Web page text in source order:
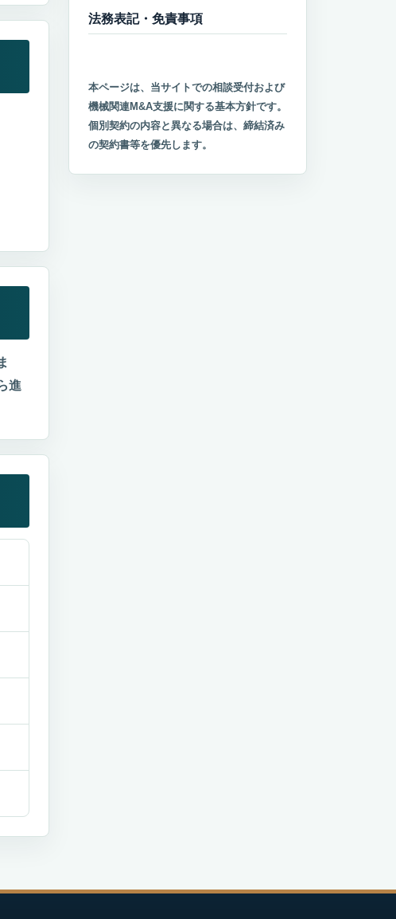
進
法務表記・免責事項
本ページは、当サイトでの相談受付および
機械関連M&A支援に関する基本方針です。
個別契約の内容と異なる場合は、締結済み
の契約書等を優先します。